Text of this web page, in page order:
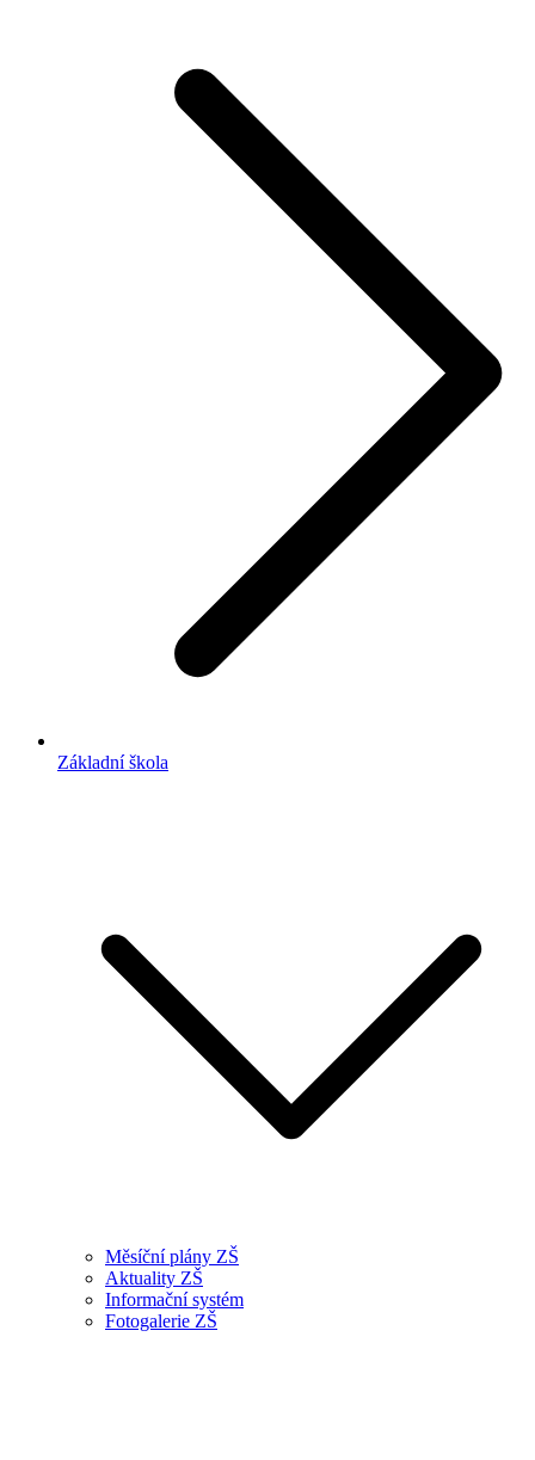
Základní škola
Měsíční plány ZŠ
Aktuality ZŠ
Informační systém
Fotogalerie ZŠ